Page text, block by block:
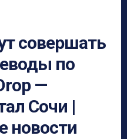
совершать
по
—
Сочи |
новости